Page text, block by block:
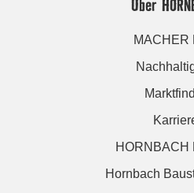
Über
MACHER
HORNBACH
Hornbach